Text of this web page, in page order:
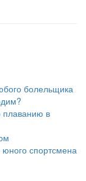
болельщика
в
спортсмена